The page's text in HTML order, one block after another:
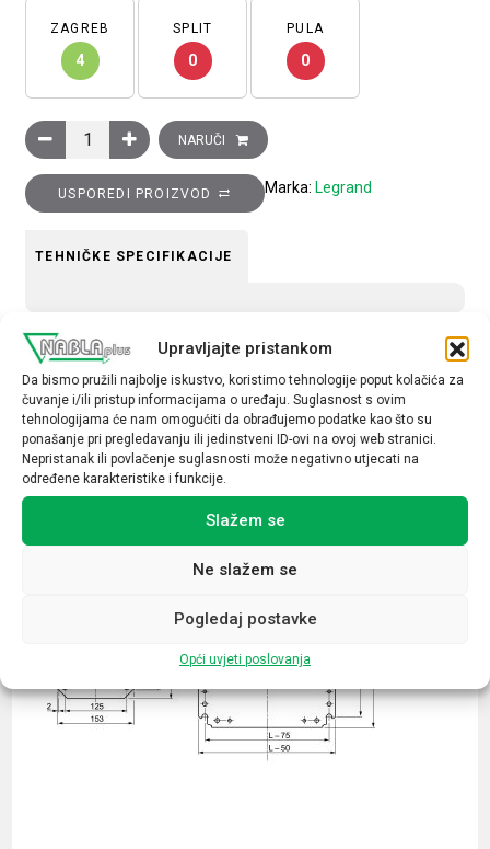
Upravljajte pristankom
Da bismo pružili najbolje iskustvo, koristimo tehnologije poput kolačića za
čuvanje i/ili pristup informacijama o uređaju. Suglasnost s ovim
tehnologijama će nam omogućiti da obrađujemo podatke kao što su
ponašanje pri pregledavanju ili jedinstveni ID-ovi na ovoj web stranici.
Nepristanak ili povlačenje suglasnosti može negativno utjecati na
određene karakteristike i funkcije.
Slažem se
Ne slažem se
Pogledaj postavke
Opći uvjeti poslovanja
ZAGREB
4
SPLIT
0
PULA
0
NEDBOX nadžbukna razdjelna kutija 3X13 M količina
NARUČI
USPOREDI PROIZVOD Marka: Legrand
TEHNIČKE SPECIFIKACIJE
Povezani proizvodi